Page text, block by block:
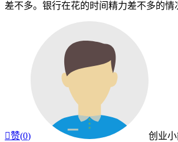
差不多。银行在花的时间精力差不多的情
赞(0) 创业